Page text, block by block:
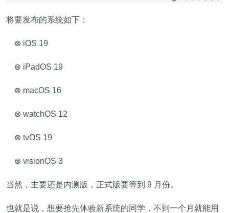
将要发布的系统如下：
⊗ iOS 19
⊗ iPadOS 19
⊗ macOS 16
⊗ watchOS 12
⊗ tvOS 19
⊗ visionOS 3
当然，主要还是内测版，正式版要等到 9 月份。
也就是说，想要抢先体验新系统的同学，不到一个月就能用